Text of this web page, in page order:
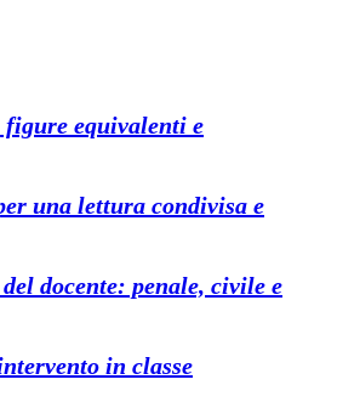
figure equivalenti e
una lettura condivisa e
docente: penale, civile e
in classe